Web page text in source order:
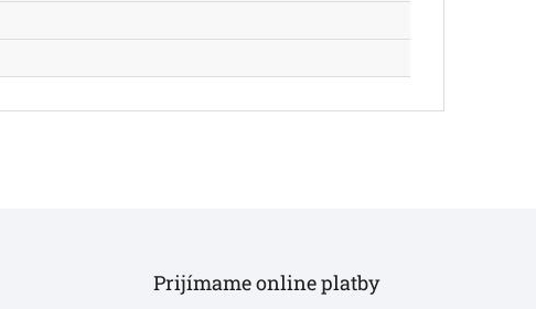
Prijímame online platby